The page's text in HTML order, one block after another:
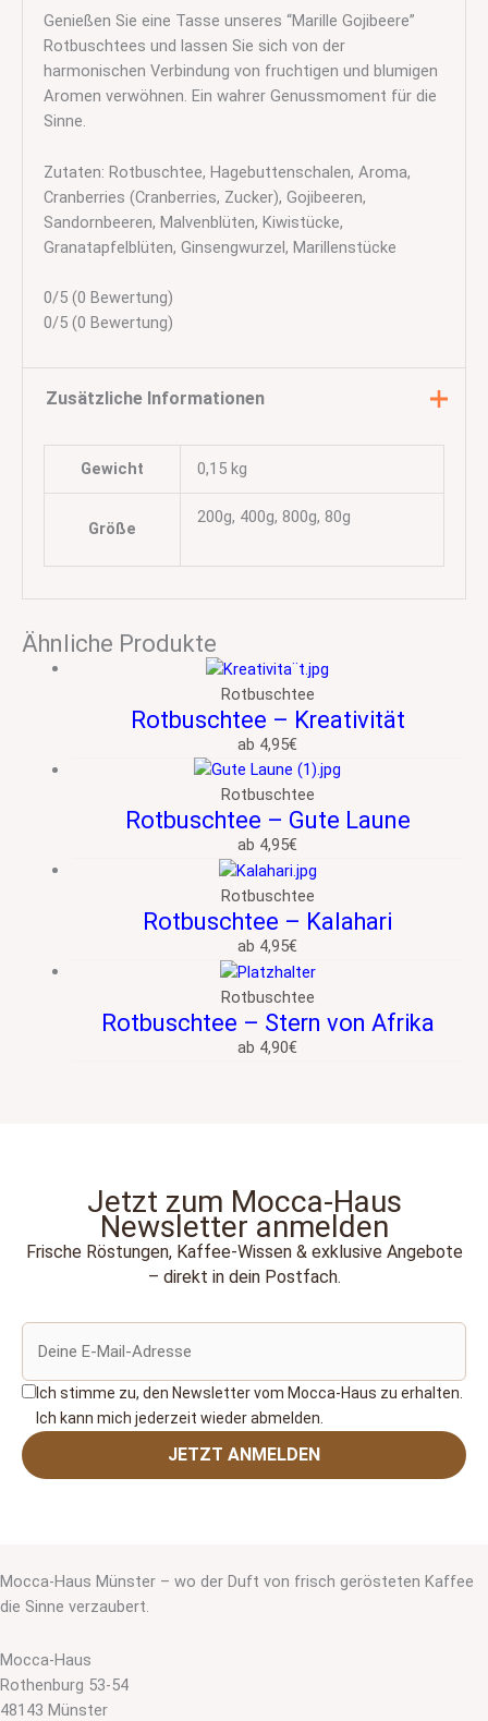
Genießen Sie eine Tasse unseres “Marille Gojibeere”
Rotbuschtees und lassen Sie sich von der
harmonischen Verbindung von fruchtigen und blumigen
Aromen verwöhnen. Ein wahrer Genussmoment für die
Sinne.
Zutaten: Rotbuschtee, Hagebuttenschalen, Aroma,
Cranberries (Cranberries, Zucker), Gojibeeren,
Sandornbeeren, Malvenblüten, Kiwistücke,
Granatapfelblüten, Ginsengwurzel, Marillenstücke
0/5 (0 Bewertung)
0/5 (0 Bewertung)
Zusätzliche Informationen
Gewicht 0,15 kg
Größe
200g, 400g, 800g, 80g
Ähnliche Produkte
Rotbuschtee
Rotbuschtee – Kreativität
ab 4,95€
Rotbuschtee
Rotbuschtee – Gute Laune
ab 4,95€
Rotbuschtee
Rotbuschtee – Kalahari
ab 4,95€
Rotbuschtee
Rotbuschtee – Stern von Afrika
ab 4,90€
Jetzt zum Mocca‑Haus
Newsletter anmelden
Frische Röstungen, Kaffee‑Wissen & exklusive Angebote
– direkt in dein Postfach.
Ich stimme zu, den Newsletter vom Mocca‑Haus zu erhalten.
Ich kann mich jederzeit wieder abmelden.
JETZT ANMELDEN
Mocca-Haus Münster – wo der Duft von frisch gerösteten Kaffee
die Sinne verzaubert.
Mocca-Haus
Rothenburg 53-54
48143 Münster